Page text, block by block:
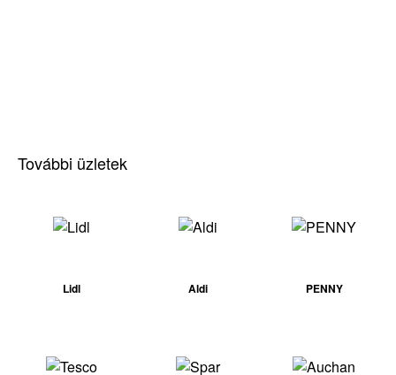
További üzletek
Lidl Aldi PENNY